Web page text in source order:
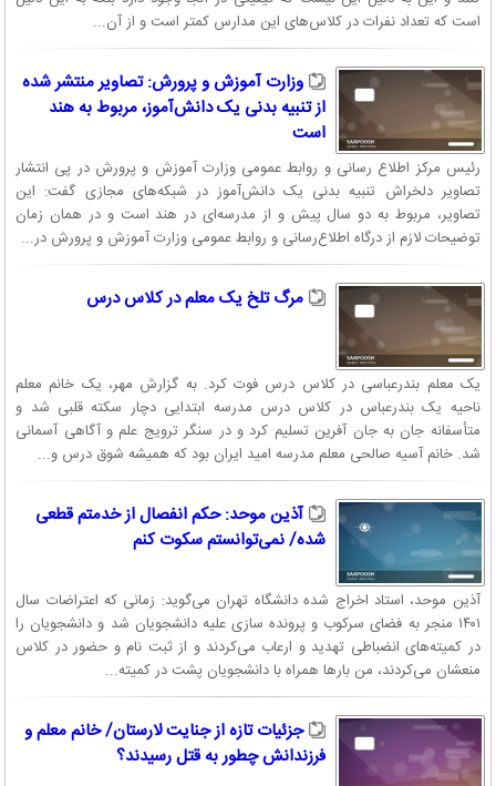
است که تعداد نفرات در کلاس‌های این مدارس کمتر است و از آن...
وزارت آموزش و پرورش: تصاویر منتشر شده
از تنبیه بدنی یک دانش‌آموز، مربوط به هند
است
رئیس مرکز اطلاع رسانی و روابط عمومی وزارت آموزش و پرورش در پی انتشار
تصاویر دلخراش تنبیه بدنی یک دانش‌آموز در شبکه‌های مجازی گفت: این
تصاویر، مربوط به دو سال پیش و از مدرسه‌ای در هند است و در همان زمان
توضیحات لازم از درگاه اطلاع‌رسانی و روابط عمومی وزارت آموزش و پرورش در...
مرگ تلخ یک معلم در کلاس درس
یک معلم بندرعباسی در کلاس درس فوت کرد. به گزارش مهر، یک خانم معلم
ناحیه یک بندرعباس در کلاس درس مدرسه ابتدایی دچار سکته قلبی شد و
متأسفانه جان به جان آفرین تسلیم کرد و در سنگر ترویج علم و آگاهی آسمانی
شد. خانم آسیه صالحی معلم مدرسه امید ایران بود که همیشه شوق درس و...
آذین موحد: حکم انفصال از خدمتم قطعی
شده/ نمی‌توانستم سکوت کنم
آذین موحد، استاد اخراج شده دانشگاه تهران می‌گوید: زمانی که اعتراضات سال
۱۴۰۱ منجر به فضای سرکوب و پرونده سازی علیه دانشجویان شد و دانشجویان را
در کمیته‌های انضباطی تهدید و ارعاب می‌کردند و از ثبت نام و حضور در کلاس
منعشان می‌کردند، من بارها همراه با دانشجویان پشت در کمیته...
جزئیات تازه از جنایت لارستان/ خانم معلم و
فرزندانش چطور به قتل رسیدند؟